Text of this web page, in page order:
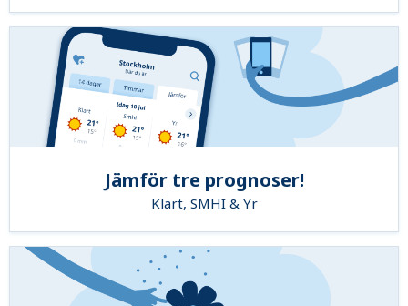
Jämför tre prognoser!
Klart, SMHI & Yr